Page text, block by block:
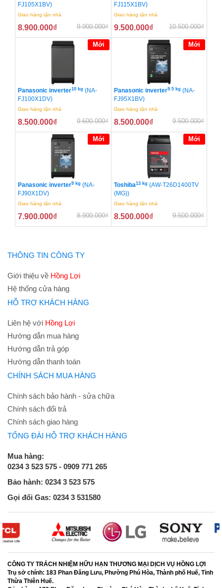
FJ105X1BV)
Giao hàng tận nhà
8.900.000₫ 9.900.000₫
FJ115X1BV)
Giao hàng tận nhà
9.500.000₫ 10.500.000₫
Mới
Panasonic inverter10 kg (NA-
FJ100X1DV)
Giao hàng tận nhà
8.500.000₫ 9.600.000₫
Mới
Panasonic inverter9.5 kg (NA-
FJ95X1BV)
Giao hàng tận nhà
8.500.000₫ 9.500.000₫
Mới
Panasonic inverter9 kg (NA-
FJ90X1DV)
Giao hàng tận nhà
7.900.000₫ 8.900.000₫
Mới
Toshiba13 kg (AW-T26D1400TV
(MG))
Giao hàng tận nhà
8.500.000₫ 9.500.000₫
THÔNG TIN CÔNG TY
Giới thiệu về Hồng Lợi
Hệ thống cửa hàng
HỖ TRỢ KHÁCH HÀNG
Liên hệ với Hồng Lợi
Hướng dẫn mua hàng
Hướng dẫn trả góp
Hướng dẫn thanh toán
CHÍNH SÁCH MUA HÀNG
Chính sách bảo hành - sửa chữa
Chính sách đổi trả
Chính sách giao hàng
TỔNG ĐÀI HỖ TRỢ KHÁCH HÀNG
Mua hàng:
0234 3 523 575 - 0909 771 265
Bảo hành: 0234 3 523 575
Gọi đổi Gas: 0234 3 531580
CÔNG TY TRÁCH NHIỆM HỮU HẠN THƯƠNG MẠI DỊCH VỤ HỒNG LỢI
Trụ sở chính: 183 Phan Đăng Lưu, Phường Phú Hòa, Thành phố Huế, Tỉnh
Thừa Thiên Huế.